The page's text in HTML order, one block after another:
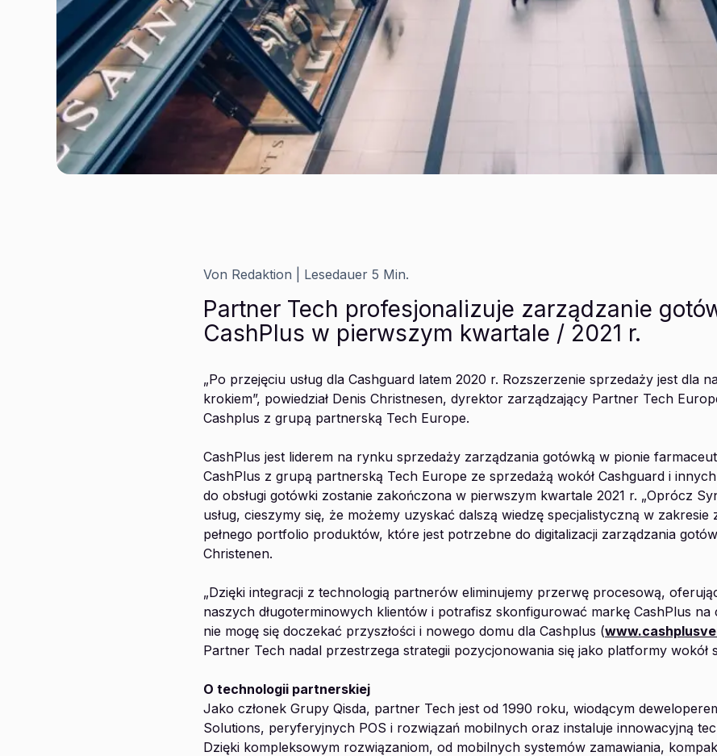
Von Redaktion | Lesedauer 5 Min.
Partner Tech profesjonalizuje zarządzanie
CashPlus w pierwszym kwartale / 2021 r.
„Po przejęciu usług dla Cashguard latem 2020 r. Rozszerzenie sprzedaży jest dla
krokiem”, powiedział Denis Christnesen, dyrektor zarządzający Partner Tech
Cashplus z grupą partnerską Tech Europe.
CashPlus jest liderem na rynku sprzedaży zarządzania gotówką w pionie
CashPlus z grupą partnerską Tech Europe ze sprzedażą wokół Cashguard i
do obsługi gotówki zostanie zakończona w pierwszym kwartale 2021 r. „Oprócz
usług, cieszymy się, że możemy uzyskać dalszą wiedzę specjalistyczną w zakresie
pełnego portfolio produktów, które jest potrzebne do digitalizacji zarządzania
Christenen.
„Dzięki integracji z technologią partnerów eliminujemy przerwę procesową,
naszych długoterminowych klientów i potrafisz skonfigurować markę CashPlus na
nie mogę się doczekać przyszłości i nowego domu dla Cashplus (
Partner Tech nadal przestrzega strategii pozycjonowania się jako platformy wokół
O technologii partnerskiej
Jako członek Grupy Qisda, partner Tech jest od 1990 roku, wiodącym
Solutions, peryferyjnych POS i rozwiązań mobilnych oraz instaluje innowacyjną
Dzięki kompleksowym rozwiązaniom, od mobilnych systemów zamawiania,